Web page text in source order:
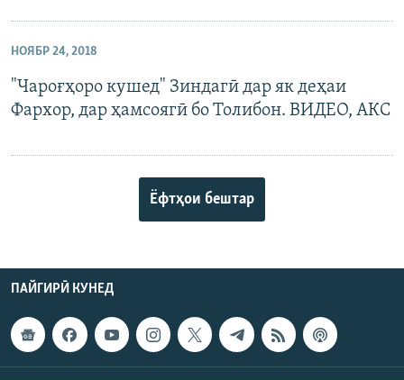
НОЯБР 24, 2018
"Чароғҳоро кушед" Зиндагӣ дар як деҳаи
Фархор, дар ҳамсоягӣ бо Толибон. ВИДЕО, АКС
Ёфтҳои бештар
ПАЙГИРӢ КУНЕД